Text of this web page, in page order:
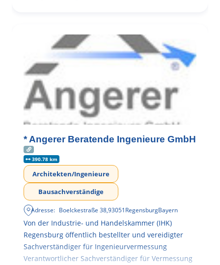
* Angerer Beratende Ingenieure GmbH
390.78 km
Architekten/Ingenieure
Bausachverständige
Adresse: Boelckestraße 38,93051RegensburgBayern
Von der Industrie- und Handelskammer (IHK)
Regensburg öffentlich bestellter und vereidigter
Sachverständiger für Ingenieurvermessung
Verantwortlicher Sachverständiger für Vermessung